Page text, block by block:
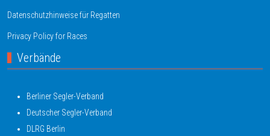
Datenschutzhinweise für Regatten
Privacy Policy for Races
Verbände
Berliner Segler-Verband
Deutscher Segler-Verband
DLRG Berlin